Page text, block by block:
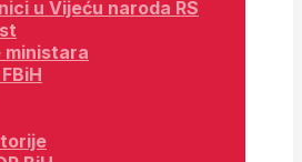
u Vijeću naroda RS
ministara